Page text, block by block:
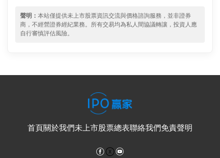
聲明： 本站僅提供未上市股票資訊交流與價格諮詢服務，並非證券
商，不經營證券經紀業務。所有交易均為私人間協議轉讓，投資人應
自行審慎評估風險。
首頁關於我們未上市股票總表聯絡我們免責聲明
Facebook